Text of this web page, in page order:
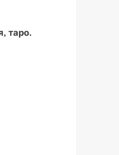
таро.